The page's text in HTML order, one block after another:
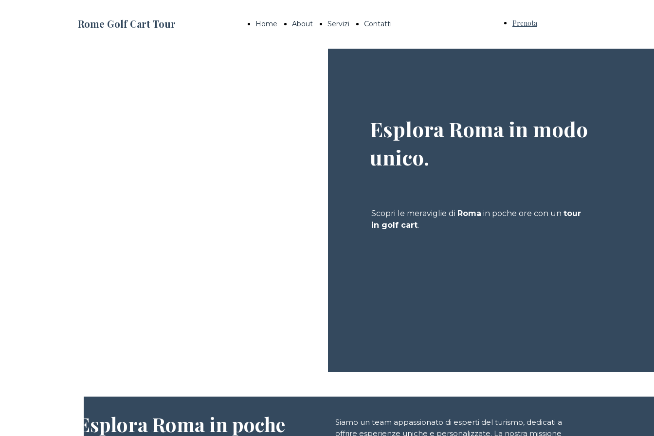
Prenota
Home About Servizi Contatti
Rome Golf Cart Tour
Esplora Roma in modo
unico.
Scopri le meraviglie di Roma in poche ore con un tour
in golf cart.
Esplora Roma in poche
Siamo un team appassionato di esperti del turismo, dedicati a
offrire esperienze uniche e personalizzate. La nostra missione